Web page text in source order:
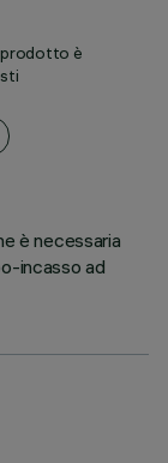
è
è necessaria
incasso ad